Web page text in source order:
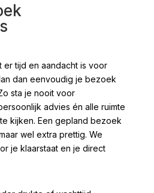
tijd en aandacht is voor
dan eenvoudig je bezoek
sta je nooit voor
advies én alle ruimte
kijken. Een gepland bezoek
wel extra prettig. We
je klaarstaat en je direct